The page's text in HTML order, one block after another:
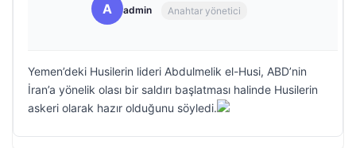
A admin Anahtar yönetici
Yemen’deki Husilerin lideri Abdulmelik el-Husi, ABD’nin
İran’a yönelik olası bir saldırı başlatması halinde Husilerin
askeri olarak hazır olduğunu söyledi.